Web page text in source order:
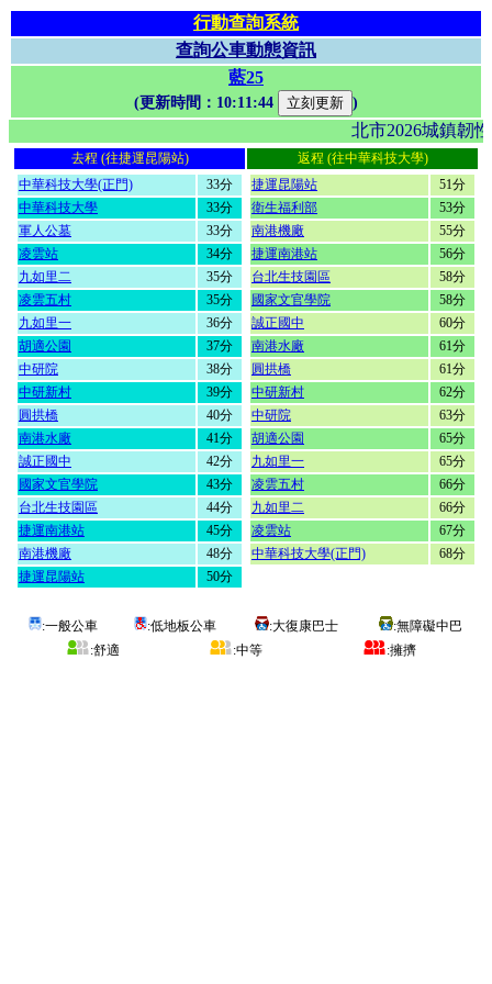
行動查詢系統
查詢公車動態資訊
藍25
(更新時間： 10:11:44 )
北市2026城鎮
去程 (往捷運昆陽站)
返程 (往中華科技大學)
中華科技大學(正門)
33分
中華科技大學
33分
軍人公墓
33分
凌雲站
34分
九如里二
35分
凌雲五村
35分
九如里一
36分
胡適公園
37分
中研院
38分
中研新村
39分
圓拱橋
40分
南港水廠
41分
誠正國中
42分
國家文官學院
43分
台北生技園區
44分
捷運南港站
45分
南港機廠
48分
捷運昆陽站
50分
捷運昆陽站
51分
衛生福利部
53分
南港機廠
55分
捷運南港站
56分
台北生技園區
58分
國家文官學院
58分
誠正國中
60分
南港水廠
61分
圓拱橋
61分
中研新村
62分
中研院
63分
胡適公園
65分
九如里一
65分
凌雲五村
66分
九如里二
66分
凌雲站
67分
中華科技大學(正門)
68分
:一般公車 :低地板公車 :大復康巴士
:無障礙中巴
:舒適
:中等 :擁擠